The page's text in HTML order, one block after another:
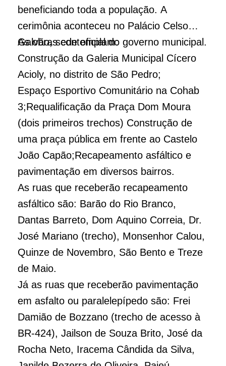
beneficiando toda a população. A
cerimônia aconteceu no Palácio Celso
Galvão, sede oficial do governo municipal.
As obras contemplam:
Construção da Galeria Municipal Cícero
Acioly, no distrito de São Pedro;
Espaço Esportivo Comunitário na Cohab
3;Requalificação da Praça Dom Moura
(dois primeiros trechos) Construção de
uma praça pública em frente ao Castelo
João Capão;Recapeamento asfáltico e
pavimentação em diversos bairros.
As ruas que receberão recapeamento
asfáltico são: Barão do Rio Branco,
Dantas Barreto, Dom Aquino Correia, Dr.
José Mariano (trecho), Monsenhor Calou,
Quinze de Novembro, São Bento e Treze
de Maio.
Já as ruas que receberão pavimentação
em asfalto ou paralelepípedo são: Frei
Damião de Bozzano (trecho de acesso à
BR-424), Jailson de Souza Brito, José da
Rocha Neto, Iracema Cândida da Silva,